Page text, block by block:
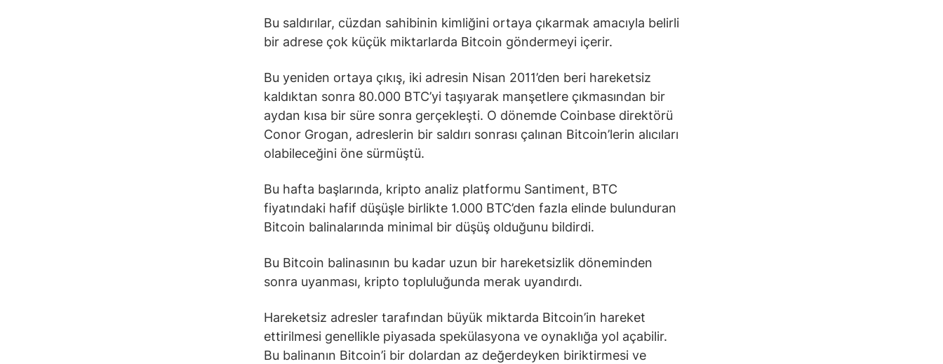
Bu saldırılar, cüzdan sahibinin kimliğini ortaya çıkarmak amacıyla belirli
bir adrese çok küçük miktarlarda Bitcoin göndermeyi içerir.
Bu yeniden ortaya çıkış, iki adresin Nisan 2011’den beri hareketsiz
kaldıktan sonra 80.000 BTC’yi taşıyarak manşetlere çıkmasından bir
aydan kısa bir süre sonra gerçekleşti. O dönemde Coinbase direktörü
Conor Grogan, adreslerin bir saldırı sonrası çalınan Bitcoin’lerin alıcıları
olabileceğini öne sürmüştü.
Bu hafta başlarında, kripto analiz platformu Santiment, BTC
fiyatındaki hafif düşüşle birlikte 1.000 BTC’den fazla elinde bulunduran
Bitcoin balinalarında minimal bir düşüş olduğunu bildirdi.
Bu Bitcoin balinasının bu kadar uzun bir hareketsizlik döneminden
sonra uyanması, kripto topluluğunda merak uyandırdı.
Hareketsiz adresler tarafından büyük miktarda Bitcoin’in hareket
ettirilmesi genellikle piyasada spekülasyona ve oynaklığa yol açabilir.
Bu balinanın Bitcoin’i bir dolardan az değerdeyken biriktirmesi ve